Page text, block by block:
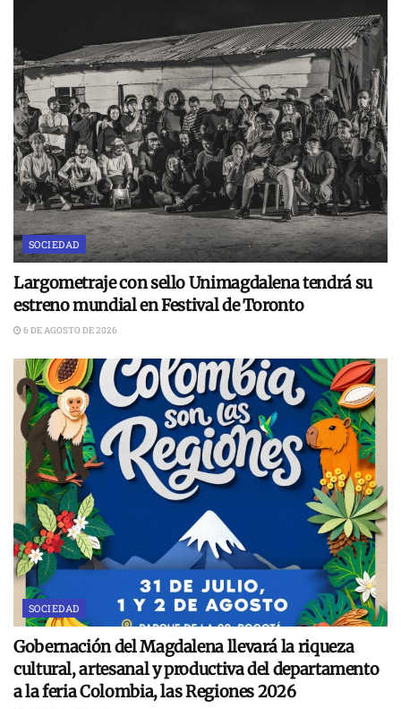
SOCIEDAD
Largometraje con sello Unimagdalena tendrá su
estreno mundial en Festival de Toronto
6 DE AGOSTO DE 2026
SOCIEDAD
Gobernación del Magdalena llevará la riqueza
cultural, artesanal y productiva del departamento
a la feria Colombia, las Regiones 2026